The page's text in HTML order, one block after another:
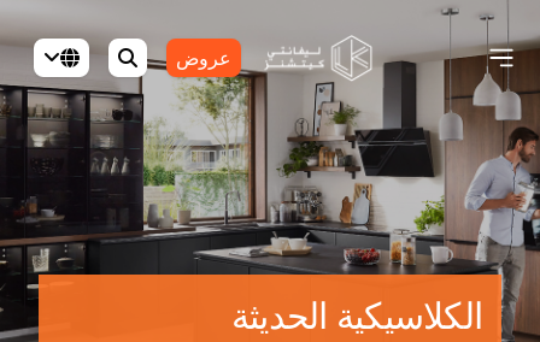
عروض
الكلاسيكية الحديثة